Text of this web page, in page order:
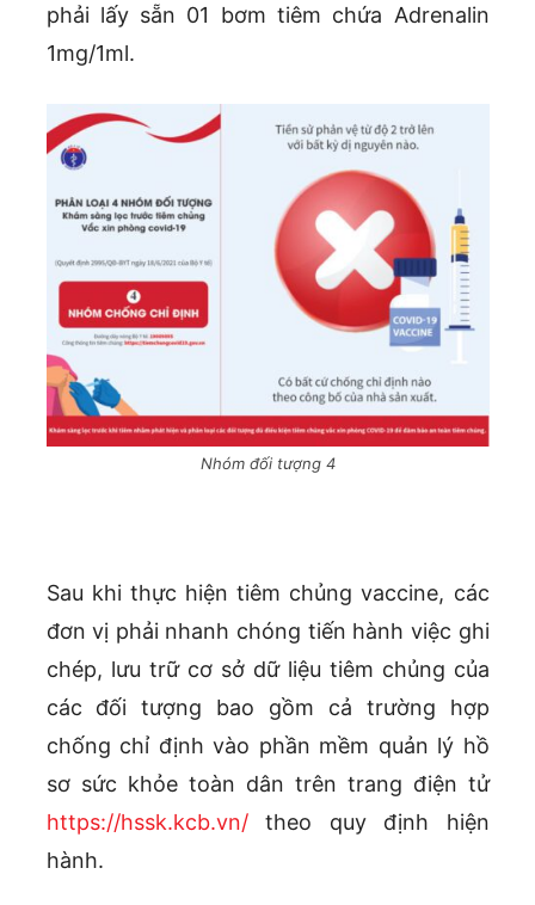
phải lấy sẵn 01 bơm tiêm chứa Adrenalin
1mg/1ml.
Nhóm đối tượng 4
Sau khi thực hiện tiêm chủng vaccine, các
đơn vị phải nhanh chóng tiến hành việc ghi
chép, lưu trữ cơ sở dữ liệu tiêm chủng của
các đối tượng bao gồm cả trường hợp
chống chỉ định vào phần mềm quản lý hồ
sơ sức khỏe toàn dân trên trang điện tử
https://hssk.kcb.vn/theo quy định hiện
hành.